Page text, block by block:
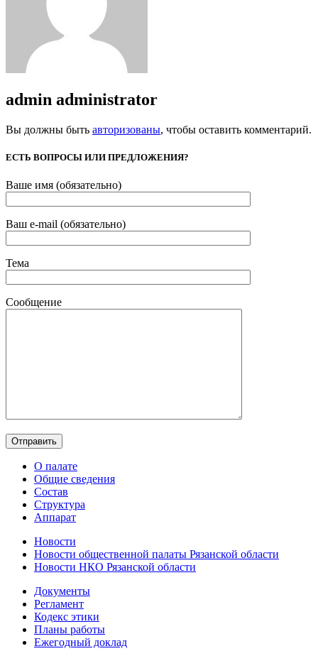
admin administrator
Вы должны быть авторизованы, чтобы оставить комментарий.
ЕСТЬ ВОПРОСЫ ИЛИ ПРЕДЛОЖЕНИЯ?
Ваше имя (обязательно)
Ваш e-mail (обязательно)
Тема
Сообщение
О палате
Общие сведения
Состав
Структура
Аппарат
Новости
Новости общественной палаты Рязанской области
Новости НКО Рязанской области
Документы
Регламент
Кодекс этики
Планы работы
Ежегодный доклад